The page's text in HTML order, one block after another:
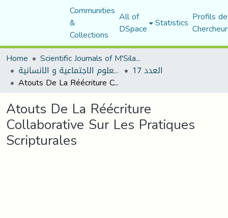
Communities
&
Collections
All of
DSpace Statistics Profils
Home
Scientific Journals of M'Sila University
مجلة العلوم الاجتماعية و الانسانية العدد 17
Atouts De La Réécriture Collaborative Sur Les Pratiques Scripturales
Atouts De La Réécriture
Collaborative Sur Les Pratiques
Scripturales